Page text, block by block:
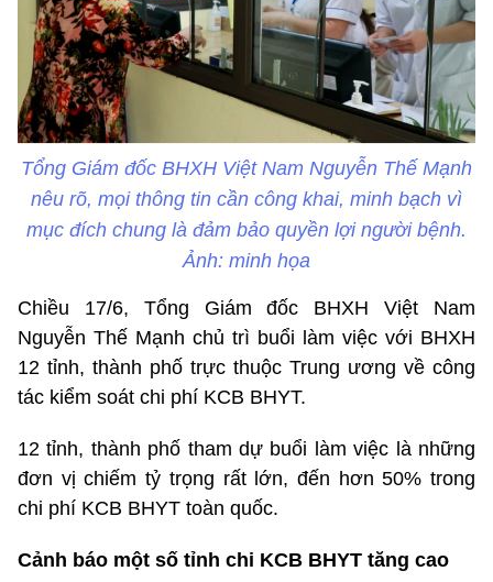
Tổng Giám đốc BHXH Việt Nam Nguyễn Thế Mạnh
nêu rõ, mọi thông tin cần công khai, minh bạch vì
mục đích chung là đảm bảo quyền lợi người bệnh.
Ảnh: minh họa
Chiều 17/6, Tổng Giám đốc BHXH Việt Nam
Nguyễn Thế Mạnh chủ trì buổi làm việc với BHXH
12 tỉnh, thành phố trực thuộc Trung ương về công
tác kiểm soát chi phí KCB BHYT.
12 tỉnh, thành phố tham dự buổi làm việc là những
đơn vị chiếm tỷ trọng rất lớn, đến hơn 50% trong
chi phí KCB BHYT toàn quốc.
Cảnh báo một số tỉnh chi KCB BHYT tăng cao